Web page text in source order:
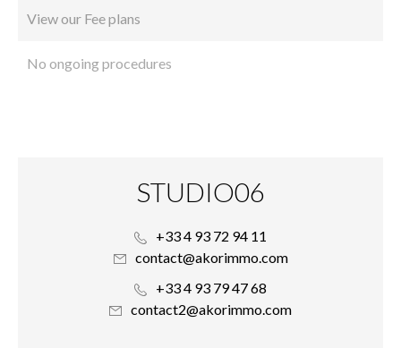
View our Fee plans
No ongoing procedures
STUDIO06
+33 4 93 72 94 11
contact@akorimmo.com
+33 4 93 79 47 68
contact2@akorimmo.com